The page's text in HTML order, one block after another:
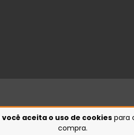
você aceita o uso de cookies para
compra.